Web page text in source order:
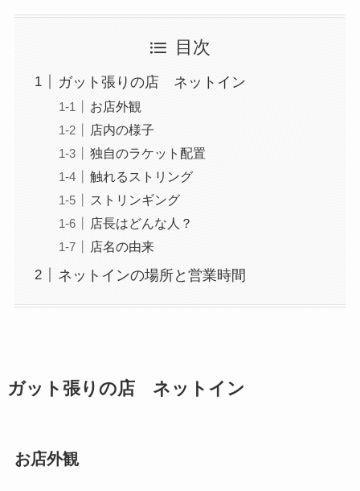
目次
ガット張りの店 ネットイン
お店外観
店内の様子
独自のラケット配置
触れるストリング
ストリンギング
店長はどんな人？
店名の由来
ネットインの場所と営業時間
ガット張りの店 ネットイン
お店外観